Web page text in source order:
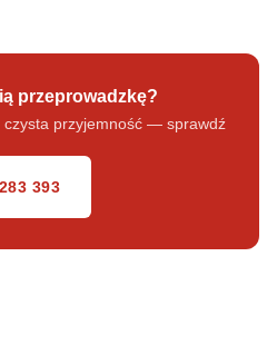
przeprowadzkę?
przyjemność — sprawdź
393